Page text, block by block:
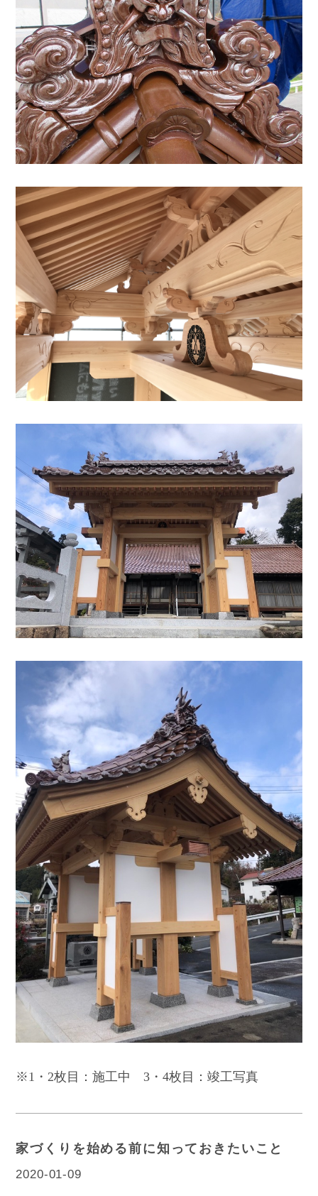
※1・2枚目：施工中 3・4枚目：竣工写真
家づくりを始める前に知っておきたいこと
2020-01-09